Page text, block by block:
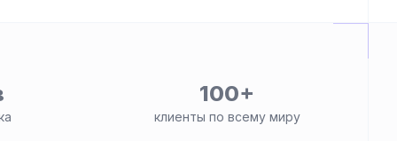
100+
клиенты по всему миру